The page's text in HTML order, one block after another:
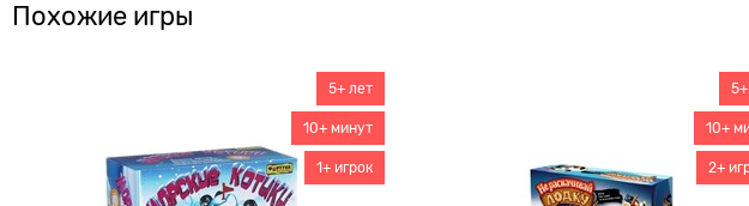
Похожие игры
5+ лет
10+ минут
1+ игрок
10+
2+